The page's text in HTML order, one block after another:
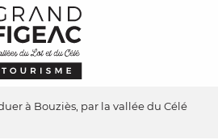
à Bouziès, par la vallée du Célé